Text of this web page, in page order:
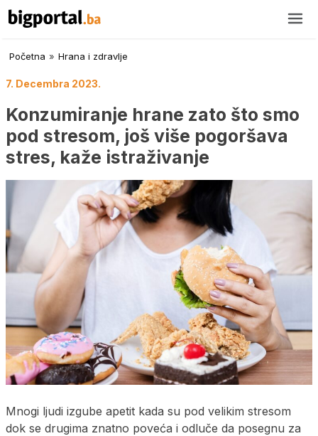
Početna » Hrana i zdravlje
7. Decembra 2023.
Konzumiranje hrane zato što smo
pod stresom, još više pogoršava
stres, kaže istraživanje
Mnogi ljudi izgube apetit kada su pod velikim stresom
dok se drugima znatno poveća i odluče da posegnu za